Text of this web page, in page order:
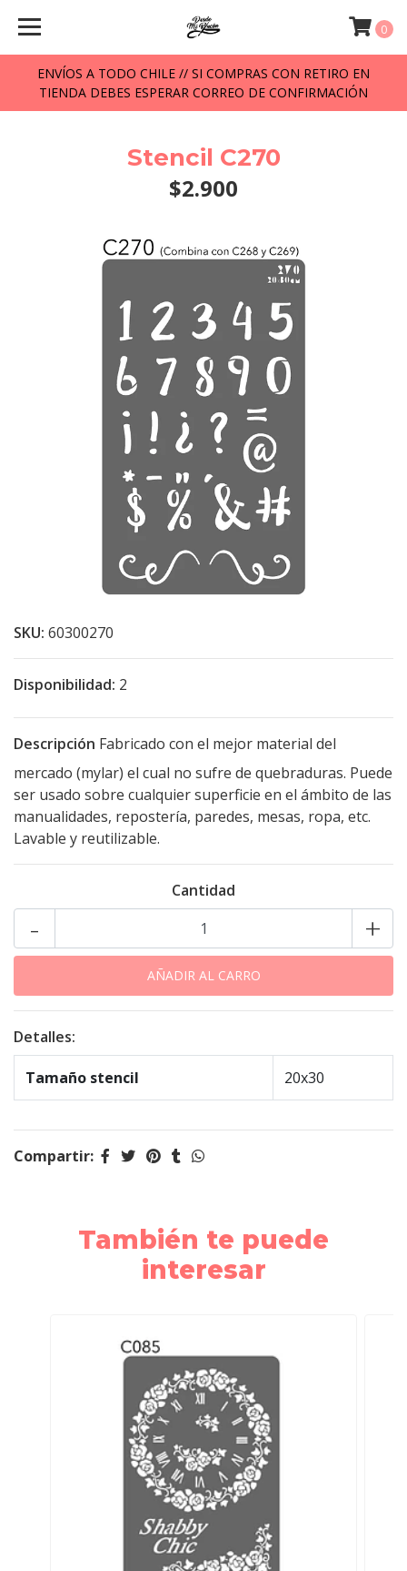
ENVÍOS A TODO CHILE // SI COMPRAS CON RETIRO EN
TIENDA DEBES ESPERAR CORREO DE CONFIRMACIÓN
0
Stencil C270
$2.900
SKU: 60300270
Disponibilidad: 2
Descripción Fabricado con el mejor material del
mercado (mylar) el cual no sufre de quebraduras. Puede
ser usado sobre cualquier superficie en el ámbito de las
manualidades, repostería, paredes, mesas, ropa, etc.
Lavable y reutilizable.
Cantidad
+
-
Detalles:
Tamaño stencil 20x30
Compartir:
También te puede
interesar